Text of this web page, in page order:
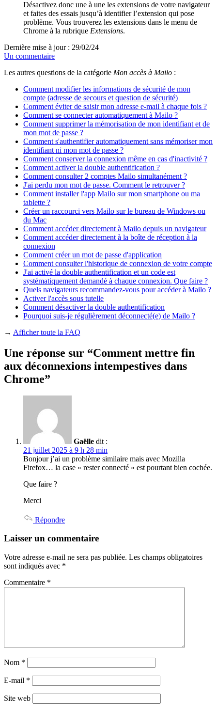
Désactivez donc une à une les extensions de votre navigateur
et faites des essais jusqu’à identifier l’extension qui pose
problème. Vous trouverez les extensions dans le menu de
Chrome à la rubrique Extensions.
Dernière mise à jour : 29/02/24
Un commentaire
Les autres questions de la catégorie Mon accès à Mailo :
Comment modifier les informations de sécurité de mon
compte (adresse de secours et question de sécurité)
Comment éviter de saisir mon adresse e-mail à chaque fois ?
Comment se connecter automatiquement à Mailo ?
Comment supprimer la mémorisation de mon identifiant et de
mon mot de passe ?
Comment s'authentifier automatiquement sans mémoriser mon
identifiant ni mon mot de passe ?
Comment conserver la connexion même en cas d'inactivité ?
Comment activer la double authentification ?
Comment consulter 2 comptes Mailo simultanément ?
J'ai perdu mon mot de passe. Comment le retrouver ?
Comment installer l'app Mailo sur mon smartphone ou ma
tablette ?
Créer un raccourci vers Mailo sur le bureau de Windows ou
du Mac
Comment accéder directement à Mailo depuis un navigateur
Comment accéder directement à la boîte de réception à la
connexion
Comment créer un mot de passe d'application
Comment consulter l'historique de connexion de votre compte
J'ai activé la double authentification et un code est
systématiquement demandé à chaque connexion. Que faire ?
Quels navigateurs recommandez-vous pour accéder à Mailo ?
Activer l'accès sous tutelle
Comment désactiver la double authentification
Pourquoi suis-je régulièrement déconnecté(e) de Mailo ?
→ Afficher toute la FAQ
Une réponse sur “Comment mettre fin
aux déconnexions intempestives dans
Chrome”
Gaëlle dit :
21 juillet 2025 à 9 h 28 min
Bonjour j’ai un problème similaire mais avec Mozilla
Firefox… la case « rester connecté » est pourtant bien cochée.
Que faire ?
Merci
Répondre
Laisser un commentaire
Votre adresse e-mail ne sera pas publiée. Les champs obligatoires
sont indiqués avec *
Commentaire *
Nom *
E-mail *
Site web